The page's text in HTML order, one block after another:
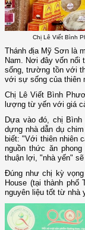
Chị Lê Viết Bình
Thánh địa Mỹ Sơn là
Nam. Nơi đây vốn nổi
sống, trường tồn với
với sự sống của thiên
Chị Lê Viết Bình
lượng từ yến với giá
Dựa vào đó, chị
dựng nhà dẫn dụ
biết: "Với thiên nhiên
nguồn thức ăn
thuận lợi, "nhà yến"
Đúng như chị kỳ
House (tại thành phố
nguyên liệu tốt từ nhà